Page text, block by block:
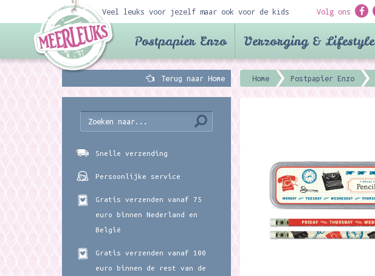
Veel leuks voor jezelf maar ook voor de kids Volg ons
Postpapier Enzo Verzorging & Lifestyle
Terug naar Home Home Postpapier Enzo
Snelle verzending
Persoonlijke service
Gratis verzenden vanaf 75
euro binnen Nederland en
België
Gratis verzenden vanaf 100
euro binnen de rest van de